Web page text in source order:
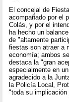
El concejal de
acompañado por el
Colás, y por el
ha hecho un
de "altamente
fiestas son atraer a
economía; ambos
destaca la "gran
especialmente en
agradecido a la
la Policía Local,
"toda su implicación